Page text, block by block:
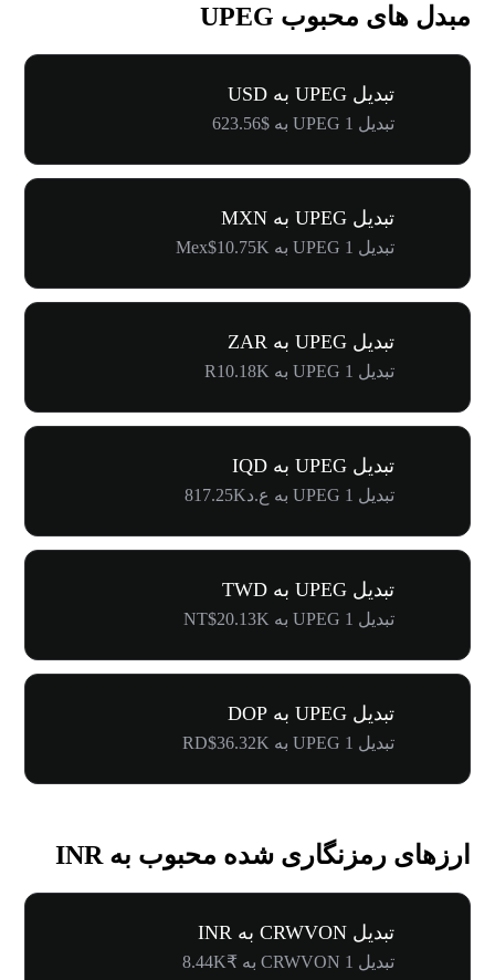
مبدل های محبوب UPEG
تبدیل UPEG به USD
تبدیل 1 UPEG به $623.56
تبدیل UPEG به MXN
تبدیل 1 UPEG به Mex$10.75K
تبدیل UPEG به ZAR
تبدیل 1 UPEG به R10.18K
تبدیل UPEG به IQD
تبدیل 1 UPEG به ع.د817.25K
تبدیل UPEG به TWD
تبدیل 1 UPEG به NT$20.13K
تبدیل UPEG به DOP
تبدیل 1 UPEG به RD$36.32K
ارزهای رمزنگاری شده محبوب به INR
تبدیل CRWVON به INR
تبدیل 1 CRWVON به ₹8.44K